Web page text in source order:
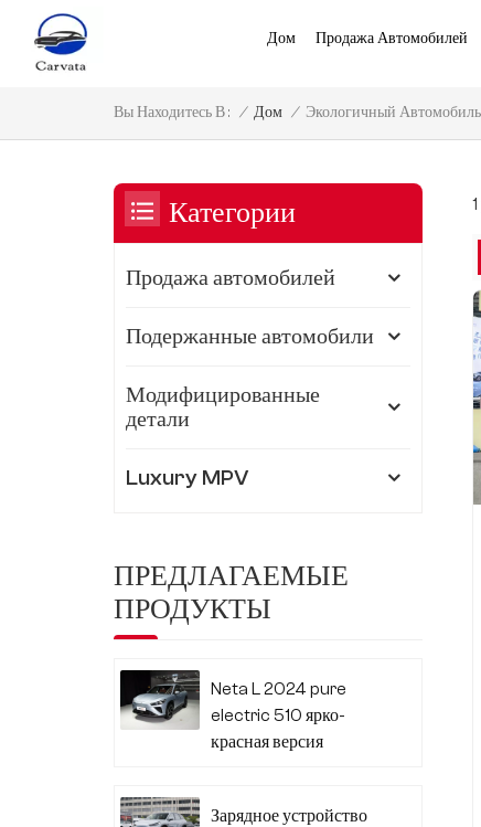
Дом Продажа Автомобилей
Вы Находитесь В : / Дом / Экологичный
Категории
Продажа автомобилей
Подержанные автомобили
Модифицированные
детали
Luxury MPV
ПРЕДЛАГАЕМЫЕ
ПРОДУКТЫ
Neta L 2024 pure
electric 510 ярко-
красная версия
Зарядное устройство